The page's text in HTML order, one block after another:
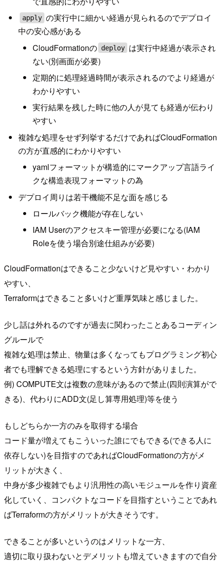
apply の実行中に細かい経過が見られるのでデプロイ
中の安心感がある
CloudFormationの deploy は実行中経過が表示され
ない(別画面が必要)
定期的に処理経過時間が表示されるのでより経過が
わかりやすい
実行結果を残した時に他の人が見ても経過が伝わり
やすい
複雑な処理をせず列挙するだけであればCloudFormation
の方が直感的にわかりやすい
yamlフォーマットが構造的にマークアップ言語ライ
クな構造表現フォーマットの為
デプロイ周りは若干機能不足な面を感じる
ロールバック機能が存在しない
IAM Userのアクセスキー管理が必要になる(IAM
Roleを使う場合別途仕組みが必要)
CloudFormationはできること少ないけど見やすい・わかり
やすい、
Terraformはできること多いけど重厚気味と感じました。
少し話は外れるのですが過去に関わったことあるコーディン
グルールで
複雑な処理は禁止、物量は多くなってもプログラミング初心
者でも理解できる処理にするという方針がありました。
例) COMPUTE文は複数の意味があるので禁止(四則演算がで
きる)、代わりにADD文(足し算専用処理)等を使う
もしどちらか一方のみを取得する場合
コード量が増えてもこういった誰にでもできる(できる人に
依存しない)を目指すのであればCloudFormationの方がメ
リットが大きく、
中身が多少複雑でもより汎用性の高いモジュールを作り資産
化していく、コンパクトなコードを目指すということであれ
ばTerraformの方がメリットが大きそうです。
できることが多いというのはメリットな一方、
適切に取り扱わないとデメリットも増えていきますので自分